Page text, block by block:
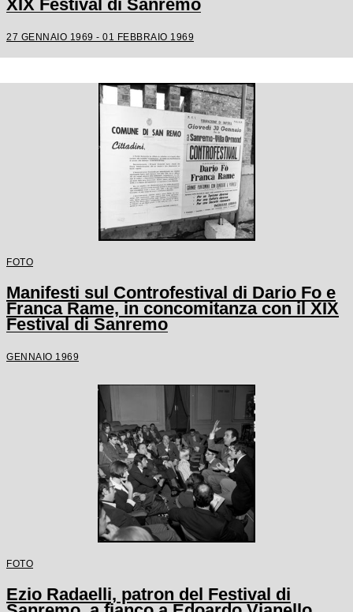
XIX Festival di Sanremo
27 GENNAIO 1969 - 01 FEBBRAIO 1969
FOTO
Manifesti sul Controfestival di Dario Fo e
Franca Rame, in concomitanza con il XIX
Festival di Sanremo
GENNAIO 1969
FOTO
Ezio Radaelli, patron del Festival di